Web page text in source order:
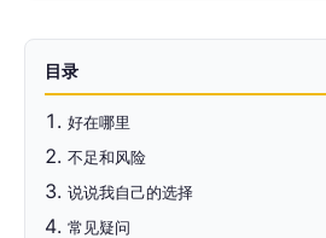
目录
好在哪里
不足和风险
说说我自己的选择
常见疑问